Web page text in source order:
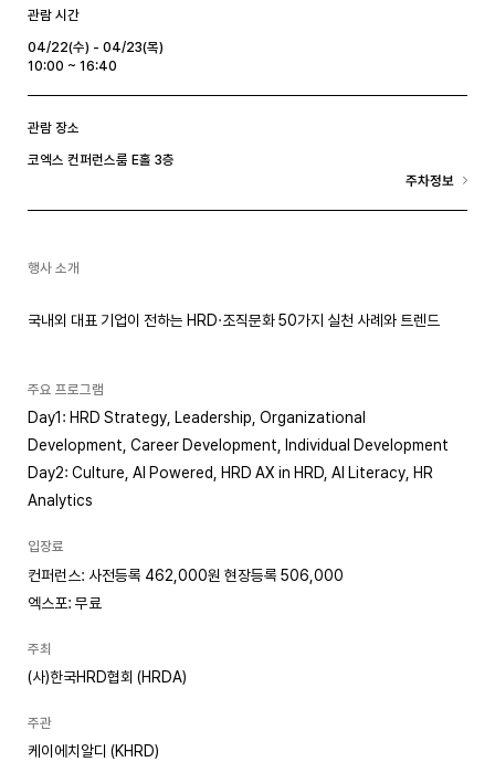
관람 시간
04/22(수) - 04/23(목)
10:00 ~ 16:40
관람 장소
코엑스 컨퍼런스룸 E홀 3층
주차정보
행사 소개
국내외 대표 기업이 전하는 HRD·조직문화 50가지 실천 사례와 트렌드
주요 프로그램
Day1: HRD Strategy, Leadership, Organizational
Development, Career Development, Individual Development
Day2: Culture, AI Powered, HRD AX in HRD, AI Literacy, HR
Analytics
입장료
컨퍼런스: 사전등록 462,000원 현장등록 506,000
엑스포: 무료
주최
(사)한국HRD협회 (HRDA)
주관
케이에치알디 (KHRD)